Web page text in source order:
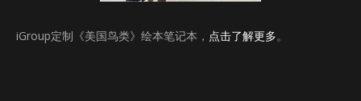
iGroup定制《美国鸟类》绘本笔记本， 点击了解更多。